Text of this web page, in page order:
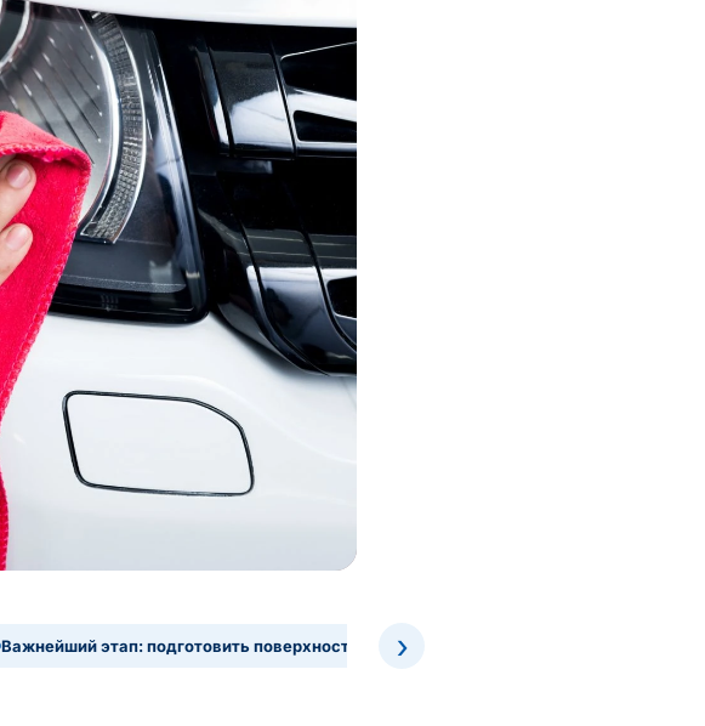
Важнейший этап: подготовить поверхность Тонировка противотуманных фар
›